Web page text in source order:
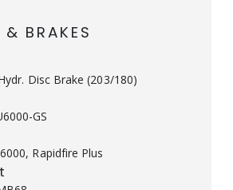
BRAKES
Disc Brake (203/180)
GS
Rapidfire Plus